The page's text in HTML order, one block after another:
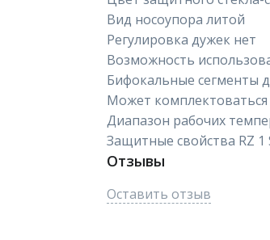
Вид носоупора литой
Регулировка дужек нет
Возможность
Бифокальные сегменты
Может
Диапазон рабочих
Защитные свойства RZ 1
Отзывы
Оставить отзыв